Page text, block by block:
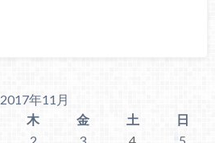
2017年11月
木 金 土
日